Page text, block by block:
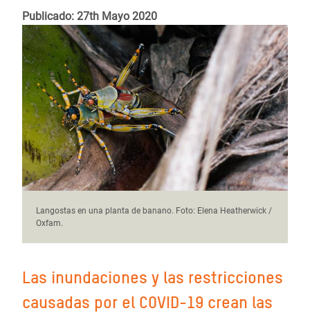
Publicado: 27th Mayo 2020
Langostas en una planta de banano. Foto: Elena Heatherwick /
Oxfam.
Las inundaciones y las restricciones
causadas por el COVID-19 crean las